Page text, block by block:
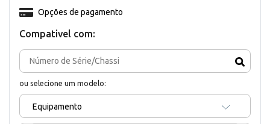
Compativel com:
ou selecione um modelo:
Equipamento
Opções de pagamento